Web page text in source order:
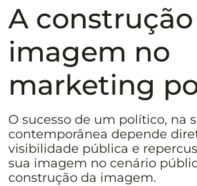
A
imagem no
marketing
O sucesso de um político, na
contemporânea depende
visibilidade pública e
sua imagem no cenário
construção da imagem.